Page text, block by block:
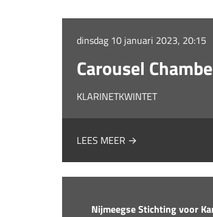
dinsdag 10 januari 2023, 20:15
Carousel
KLARINETKWINTET
LEES MEER →
Nijmeegse Stichting voor